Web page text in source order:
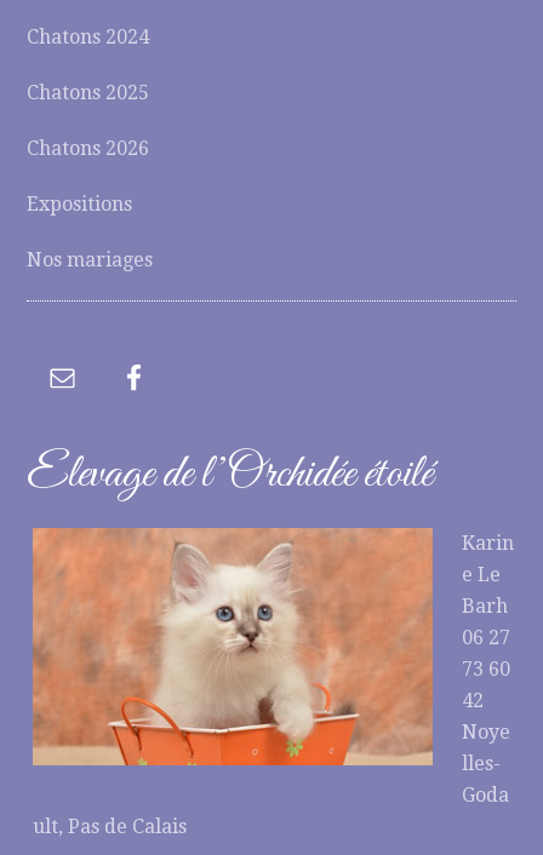
Chatons 2024
Chatons 2025
Chatons 2026
Expositions
Nos mariages
Elevage de l’Orchidée étoilé
Karin
e Le
Barh
06 27
73 60
42
Noye
lles-
Goda
ult, Pas de Calais